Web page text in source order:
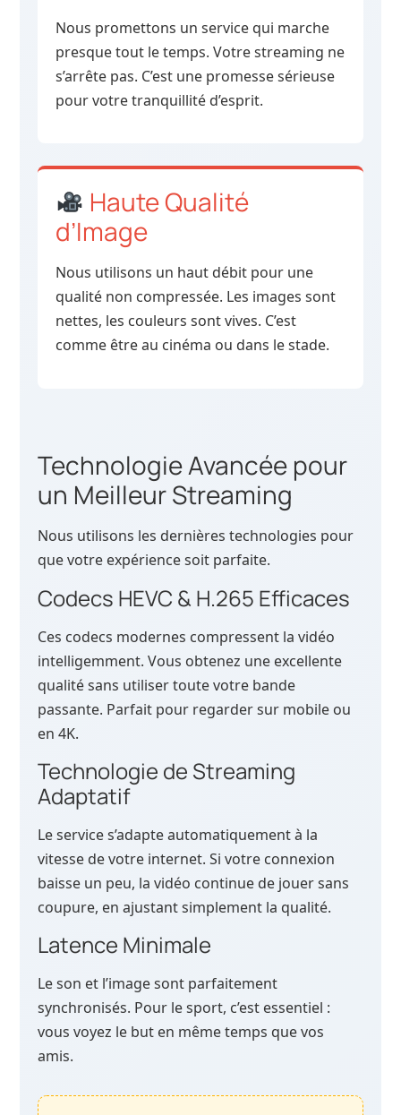
Nous promettons un service qui marche
presque tout le temps. Votre streaming ne
s’arrête pas. C’est une promesse sérieuse
pour votre tranquillité d’esprit.
Haute Qualité
d’Image
Nous utilisons un haut débit pour une
qualité non compressée. Les images sont
nettes, les couleurs sont vives. C’est
comme être au cinéma ou dans le stade.
Technologie Avancée pour
un Meilleur Streaming
Nous utilisons les dernières technologies pour
que votre expérience soit parfaite.
Codecs HEVC & H.265 Efficaces
Ces codecs modernes compressent la vidéo
intelligemment. Vous obtenez une excellente
qualité sans utiliser toute votre bande
passante. Parfait pour regarder sur mobile ou
en 4K.
Technologie de Streaming
Adaptatif
Le service s’adapte automatiquement à la
vitesse de votre internet. Si votre connexion
baisse un peu, la vidéo continue de jouer sans
coupure, en ajustant simplement la qualité.
Latence Minimale
Le son et l’image sont parfaitement
synchronisés. Pour le sport, c’est essentiel :
vous voyez le but en même temps que vos
amis.